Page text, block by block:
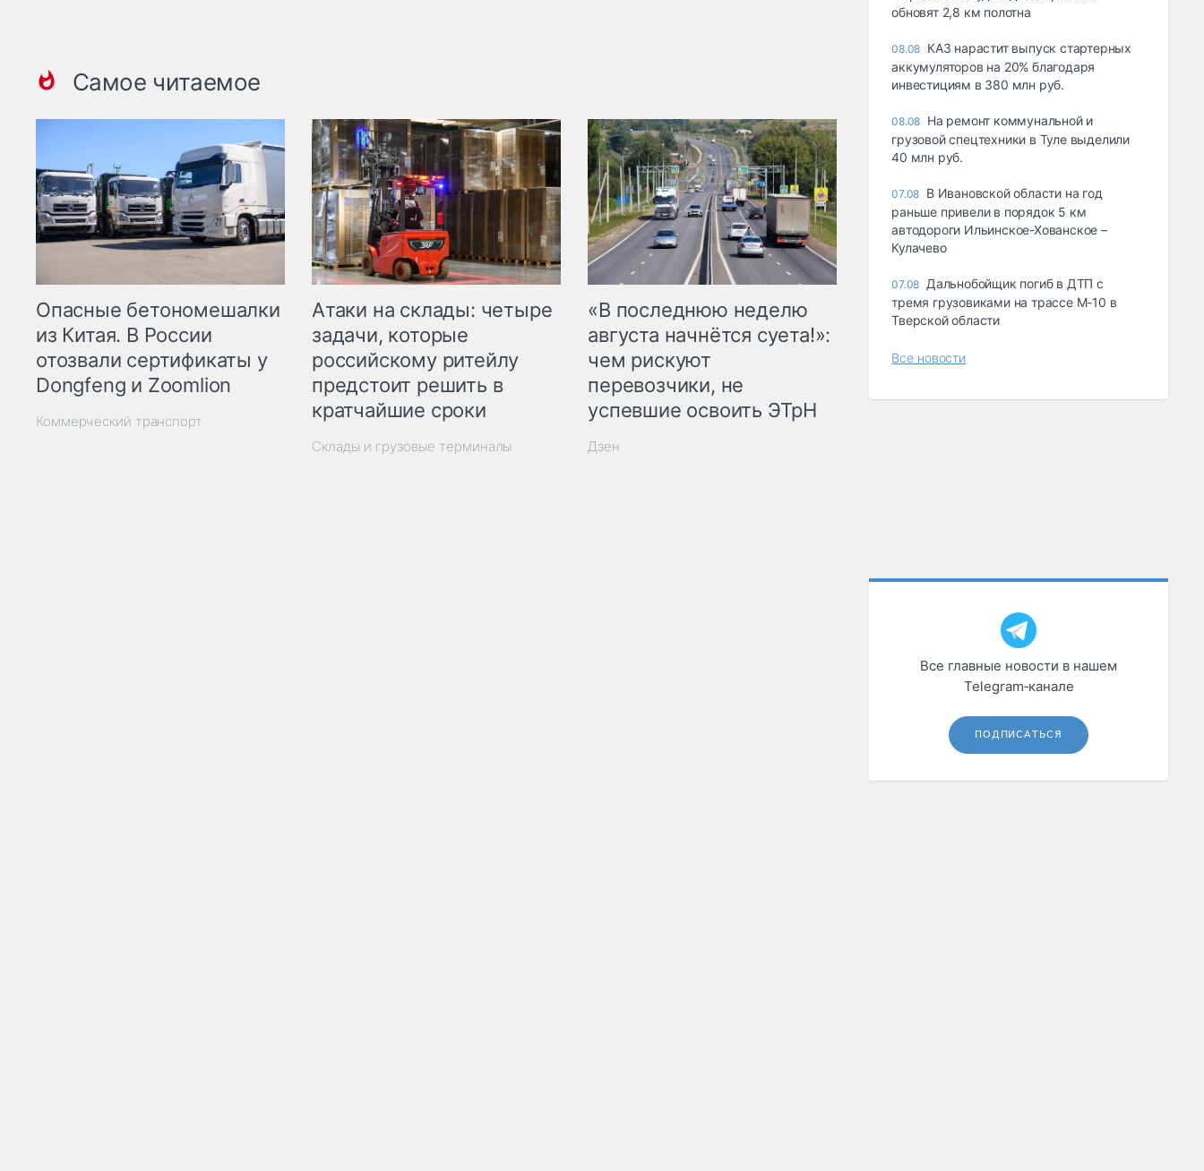
Самое читаемое
Опасные бетономешалки
из Китая. В России
отозвали сертификаты у
Dongfeng и Zoomlion
Коммерческий транспорт
Атаки на склады: четыре
задачи, которые
российскому ритейлу
предстоит решить в
кратчайшие сроки
Склады и грузовые терминалы
«В последнюю неделю
августа начнётся суета!»:
чем рискуют
перевозчики, не
успевшие освоить ЭТрН
Дзен
обновят 2,8 км полотна
08.08 КАЗ нарастит выпуск стартерных
аккумуляторов на 20% благодаря
инвестициям в 380 млн руб.
08.08 На ремонт коммунальной и
грузовой спецтехники в Туле выделили
40 млн руб.
07.08 В Ивановской области на год
раньше привели в порядок 5 км
автодороги Ильинское-Хованское –
Кулачево
07.08 Дальнобойщик погиб в ДТП с
тремя грузовиками на трассе М-10 в
Тверской области
Все новости
Все главные новости в нашем
Telegram‑канале
ПОДПИСАТЬСЯ